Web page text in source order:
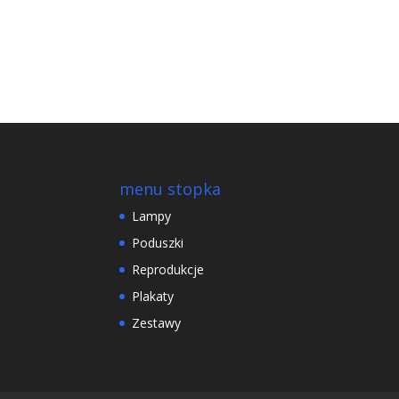
menu stopka
Lampy
Poduszki
Reprodukcje
Plakaty
Zestawy